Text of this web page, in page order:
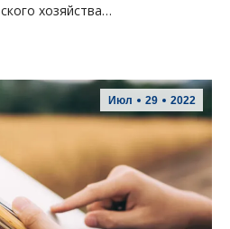
хозяйства…
Июл 29 2022